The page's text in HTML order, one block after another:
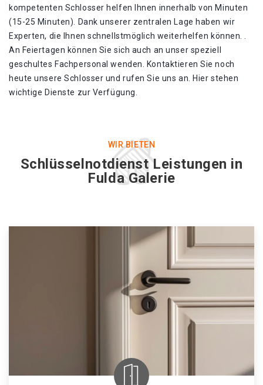
kompetenten Schlosser helfen Ihnen innerhalb von Minuten
(15-25 Minuten). Dank unserer zentralen Lage haben wir
Experten, die Ihnen schnellstmöglich weiterhelfen können. .
An Feiertagen können Sie sich auch an unser speziell
geschultes Fachpersonal wenden. Kontaktieren Sie noch
heute unsere Schlosser und rufen Sie uns an. Hier stehen
wichtige Dienste zur Verfügung.
WIR BIETEN
Schlüsselnotdienst Leistungen in
Fulda Galerie